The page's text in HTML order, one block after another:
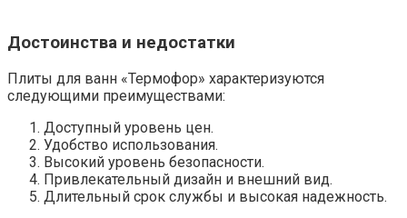
Достоинства и недостатки
Плиты для ванн «Термофор» характеризуются
следующими преимуществами:
Доступный уровень цен.
Удобство использования.
Высокий уровень безопасности.
Привлекательный дизайн и внешний вид.
Длительный срок службы и высокая надежность.